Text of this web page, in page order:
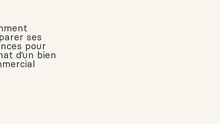
ses
pour
d’un bien